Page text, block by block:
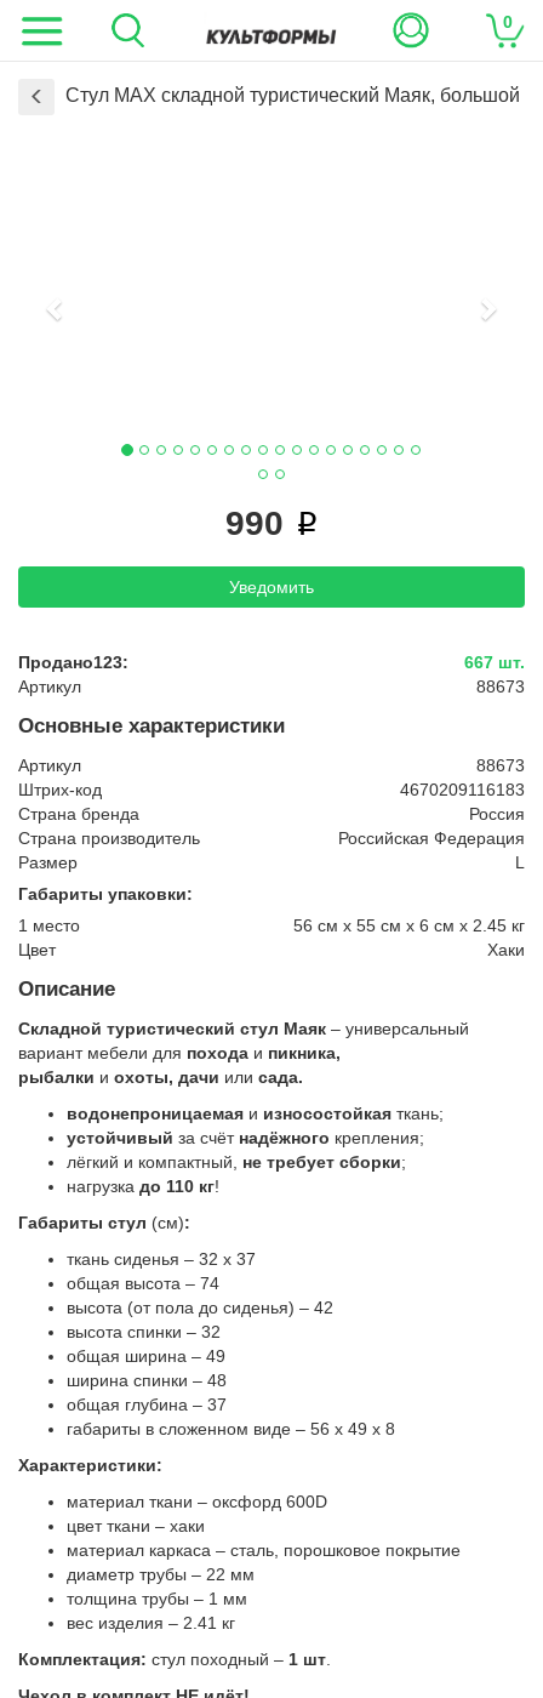
0
Стул MAX складной туристический Маяк, большой
990 i
Уведомить
Продано123:
667 шт.
Артикул
88673
Основные характеристики
Артикул
88673
Штрих-код
4670209116183
Страна бренда
Россия
Страна производитель
Российская Федерация
Размер
L
Габариты упаковки:
1 место
56 см x 55 см x 6 см x 2.45 кг
Цвет
Хаки
Описание
Подробнее:
https://cultform.ru/product/stul-
max-
turisticheskiy-
mayak-
bolshoy-
Складной туристический стул Маяк – универсальный
вариант мебели для похода и пикника,
рыбалки и охоты, дачи или сада.
водонепроницаемая и износостойкая ткань;
устойчивый за счётнадёжного крепления;
лёгкий и компактный, не требует сборки;
нагрузка до 110 кг!
Габариты стул (см):
ткань сиденья – 32 х 37
общая высота – 74
высота (от пола до сиденья) – 42
высота спинки – 32
общая ширина – 49
ширина спинки – 48
общая глубина – 37
габариты в сложенном виде – 56 х 49 х 8
Характеристики:
материал ткани – оксфорд 600D
цвет ткани – хаки
материал каркаса – сталь, порошковое покрытие
диаметр трубы – 22 мм
толщина трубы – 1 мм
вес изделия – 2.41 кг
Комплектация: стул походный – 1 шт